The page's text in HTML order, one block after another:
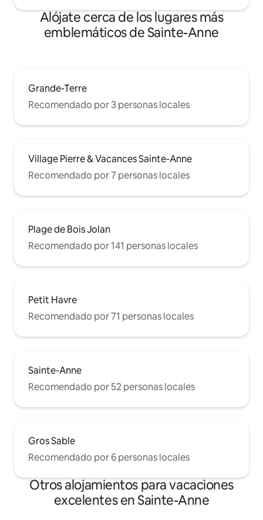
Alójate cerca de los lugares más
emblemáticos de Sainte-Anne
Grande-Terre
Recomendado por 3 personas locales
Village Pierre & Vacances Sainte-Anne
Recomendado por 7 personas locales
Plage de Bois Jolan
Recomendado por 141 personas locales
Petit Havre
Recomendado por 71 personas locales
Sainte-Anne
Recomendado por 52 personas locales
Gros Sable
Recomendado por 6 personas locales
Otros alojamientos para vacaciones
excelentes en Sainte-Anne